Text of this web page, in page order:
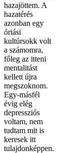
hazajöttem. A
hazatérés
azonban egy
óriási
kultúrsokk volt
a számomra,
főleg az itteni
mentalitást
kellett újra
megszoknom.
Egy-másfél
évig elég
depressziós
voltam, nem
tudtam mit is
keresek itt
tulajdonképpen.